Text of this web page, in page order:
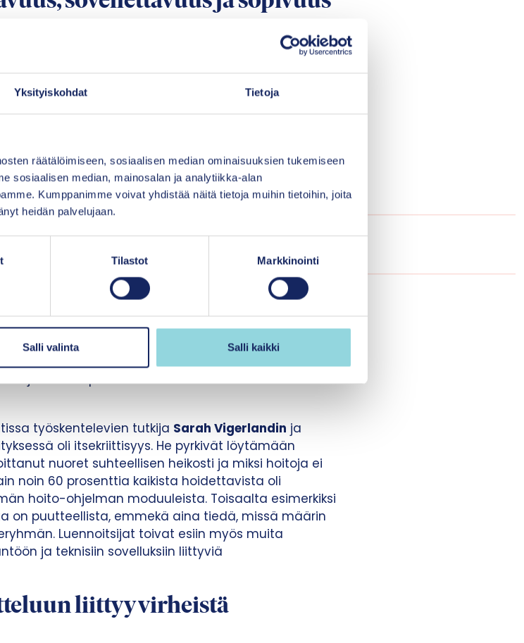
Yksityiskohdat Tietoja
räätälöimiseen, sosiaalisen median ominaisuuksien tukemiseen
sosiaalisen median, mainosalan ja analytiikka-alan
Kumppanimme voivat yhdistää näitä tietoja muihin tietoihin, joita
heidän palvelujaan.
Tilastot Markkinointi
Salli valinta Salli kaikki
kaksi kiinnostavinta luentoa olivat norjalaisen ja
professori
Bergenin yliopistosta oli
Cuijpersin tavoin hän pohti mielenterveyshoitojen
virhearvioista liittyy siihen, että kouluttamalla
ratkaistaisiin mielenterveysongelmia . Toinen
kuin peto on tapettu”. Eli tarvitaan huolellista
myös, että vaikuttavuuden ohella myös
kansallista levittämistä.
liittyy siihen, että kouluttamalla lisää digitaalisten
mielenterveysongelmia.”
läheisimmin kansalliseen implementointiin
(Region Stockholm) ja Karoliinisen instituutin
joka on ahdistuneisuuden hoitoon tarkoitettu
Ohjelman implementointi aloitettiin
työskentelevien tutkija Sarah Vigerlandin ja
oli itsekriittisyys. He pyrkivät löytämään
nuoret suhteellisen heikosti ja miksi hoitoja ei
noin 60 prosenttia kaikista hoidettavista oli
hoito-ohjelman moduuleista. Toisaalta esimerkiksi
on puutteellista, emmekä aina tiedä, missä määrin
Luennoitsijat toivat esiin myös muita
ja teknisiin sovelluksiin liittyviä
liittyy virheistä